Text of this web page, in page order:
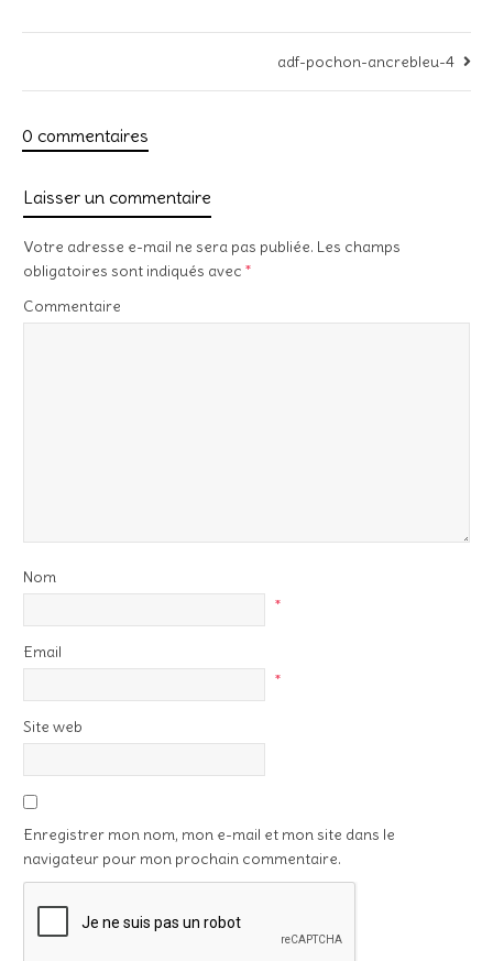
adf-pochon-ancrebleu-4
0 commentaires
Laisser un commentaire
Votre adresse e-mail ne sera pas publiée. Les champs
obligatoires sont indiqués avec *
Commentaire
Nom
*
Email
*
Site web
Enregistrer mon nom, mon e-mail et mon site dans le
navigateur pour mon prochain commentaire.